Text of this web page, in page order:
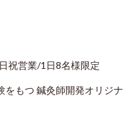
祝営業/1日8名様限定
をもつ 鍼灸師開発オリジナ